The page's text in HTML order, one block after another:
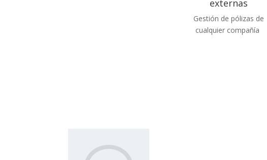
externas
Gestión de pólizas de
cualquier compañía